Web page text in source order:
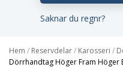
Saknar du regnr?
Hem / Reservdelar/ Karosseri /
Dörrhandtag Höger Fram Höger